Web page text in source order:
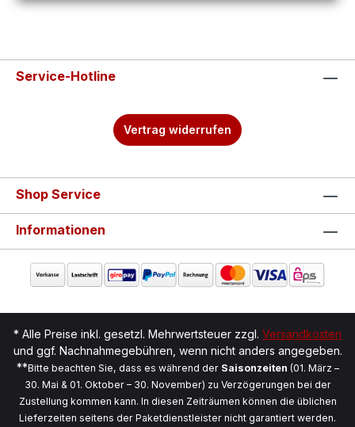
Service-Hotline
Vertrag widerrufen
Shop Service
Informationen
* Alle Preise inkl. gesetzl. Mehrwertsteuer zzgl. Versandkosten
und ggf. Nachnahmegebühren, wenn nicht anders angegeben.
**Bitte beachten Sie, dass es während der Saisonzeiten (01. März –
30. Mai & 01. Oktober – 30. November) zu Verzögerungen bei der
Zustellung kommen kann. In diesen Zeiträumen können die üblichen
Lieferzeiten seitens der Paketdienstleister nicht garantiert werden.